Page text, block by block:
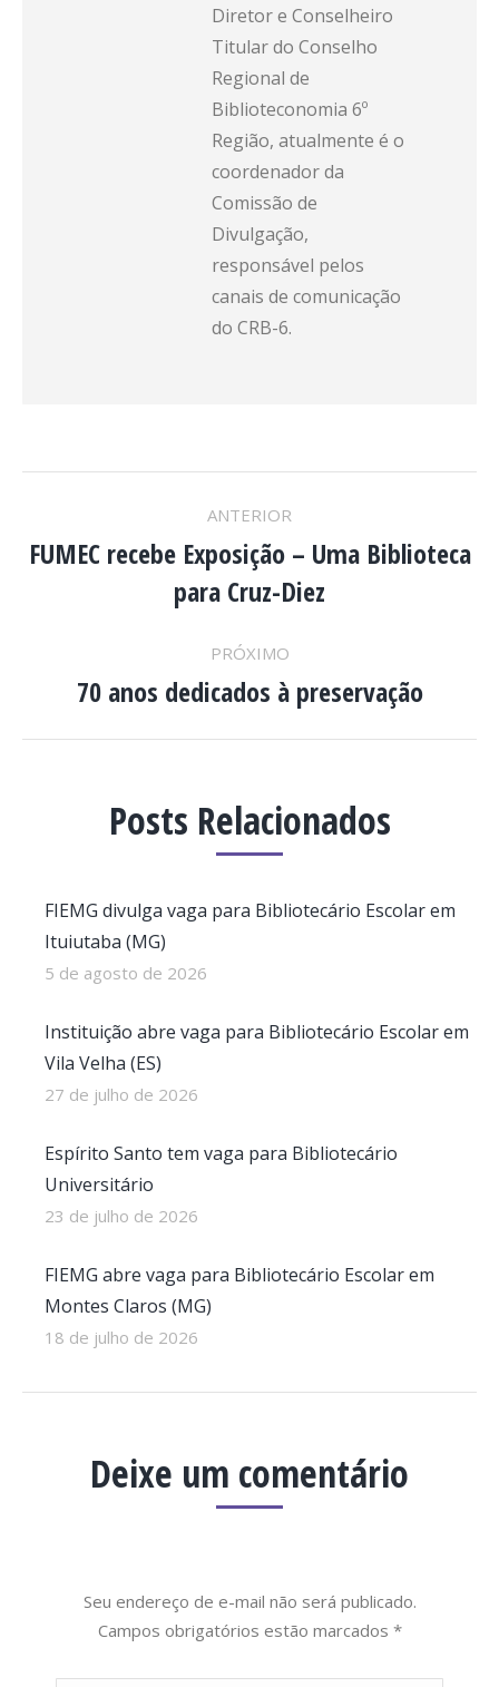
Diretor e Conselheiro
Titular do Conselho
Regional de
Biblioteconomia 6º
Região, atualmente é o
coordenador da
Comissão de
Divulgação,
responsável pelos
canais de comunicação
do CRB-6.
NAVEGAÇÃO
DE
ANTERIOR
Post
anterior:
FUMEC recebe Exposição – Uma Biblioteca
para Cruz-Diez
PRÓXIMO
Próximo
70 anos dedicados à preservação
Posts Relacionados
FIEMG divulga vaga para Bibliotecário Escolar em
Ituiutaba (MG)
5 de agosto de 2026
Instituição abre vaga para Bibliotecário Escolar em
Vila Velha (ES)
27 de julho de 2026
Espírito Santo tem vaga para Bibliotecário
Universitário
23 de julho de 2026
FIEMG abre vaga para Bibliotecário Escolar em
Montes Claros (MG)
18 de julho de 2026
Deixe um comentário
Seu endereço de e-mail não será publicado.
Campos obrigatórios estão marcados *